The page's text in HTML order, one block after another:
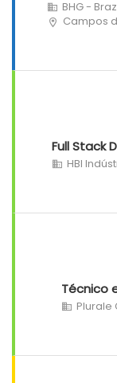
BHG -
Campos
Full Stack
HBI
Técnico
Plurale